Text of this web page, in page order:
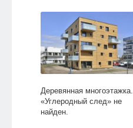
Деревянная многоэтажка.
«Углеродный след» не
найден.